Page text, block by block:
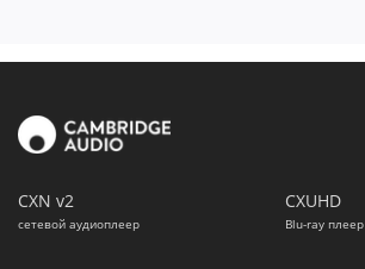
СXN v2
сетевой аудиоплеер
CXUHD
Blu-ray плеер